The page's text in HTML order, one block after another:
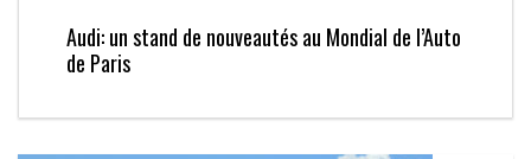
Audi: un stand de nouveautés au Mondial de l’Auto
de Paris